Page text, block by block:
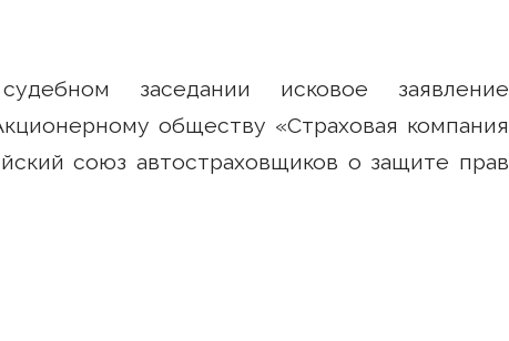
заседании исковое заявление
обществу «Страховая компания
союз автостраховщиков о защите прав